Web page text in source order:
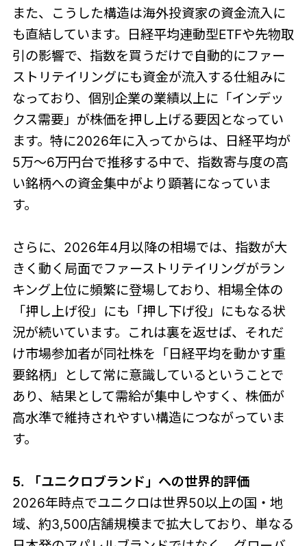
また、こうした構造は海外投資家の資金流入に
も直結しています。日経平均連動型ETFや先物取
引の影響で、指数を買うだけで自動的にファー
ストリテイリングにも資金が流入する仕組みに
なっており、個別企業の業績以上に「インデッ
クス需要」が株価を押し上げる要因となってい
ます。特に2026年に入ってからは、日経平均が
5万〜6万円台で推移する中で、指数寄与度の高
い銘柄への資金集中がより顕著になっていま
す。
さらに、2026年4月以降の相場では、指数が大
きく動く局面でファーストリテイリングがラン
キング上位に頻繁に登場しており、相場全体の
「押し上げ役」にも「押し下げ役」にもなる状
況が続いています。これは裏を返せば、それだ
け市場参加者が同社株を「日経平均を動かす重
要銘柄」として常に意識しているということで
あり、結果として需給が集中しやすく、株価が
高水準で維持されやすい構造につながっていま
す。
5. 「ユニクロブランド」への世界的評価
2026年時点でユニクロは世界50以上の国・地
域、約3,500店舗規模まで拡大しており、単なる